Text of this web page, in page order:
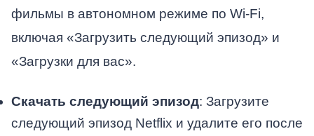
фильмы в автономном режиме по Wi-Fi,
включая «Загрузить следующий эпизод» и
«Загрузки для вас».
Скачать следующий эпизод: Загрузите
следующий эпизод Netflix и удалите его после